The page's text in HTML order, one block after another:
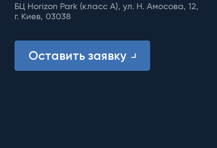
БЦ Horizon Park (класс A), ул. Н. Амосова, 12,
г. Киев, 03038
Оставить заявку